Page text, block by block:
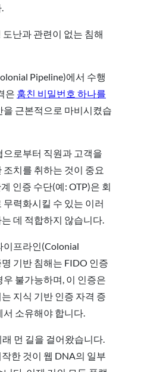
난과 관련이 없는 침해
Pipeline)에서 수행
은 훔친 비밀번호 하나를
근본적으로 마비시켰습
으로부터 직원과 고객을
치를 취하는 것이 중요
인증 수단(예: OTP)은 회
력화시킬 수 있는 이러
데 적합하지 않습니다.
이프라인(Colonial
기반 침해는 FIDO 인증
불가능하며, 이 인증은
지식 기반 인증 자격 증
소유해야 합니다.
먼 길을 걸어왔습니다.
한 것이 웹 DNA의 일부